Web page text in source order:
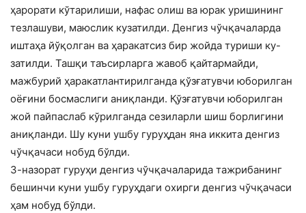
ҳарорати кўтарилиши, нафас олиш ва юрак уришининг
тезлашуви, маюслик кузатилди. Денгиз чўчқачаларда
иштаҳа йўқолган ва ҳаракатсиз бир жойда туриши ку-
затилди. Ташқи таъсирларга жавоб қайтармайди,
мажбурий ҳаракатлантирилганда қўзғатувчи юборилган
оёғини босмаслиги аниқланди. Қўзғатувчи юборилган
жой пайпаслаб кўрилганда сезиларли шиш борлигини
аниқланди. Шу куни ушбу гуруҳдан яна иккита денгиз
чўчқачаси нобуд бўлди.
3-назорат гуруҳи денгиз чўчқачаларида тажрибанинг
бешинчи куни ушбу гуруҳдаги охирги денгиз чўчқачаси
ҳам нобуд бўлди.